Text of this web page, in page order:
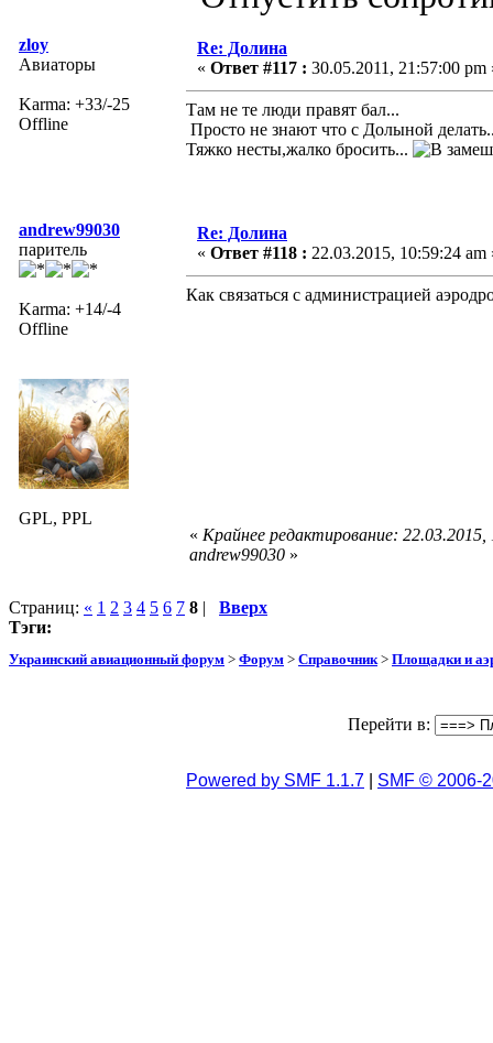
zloy
Авиаторы
Karma: +33/-25
Offline
Re: Долина
« Ответ #117 : 30.05.2011, 21:57:00 pm
Там не те люди правят бал...
Просто не знают что с Долыной
Тяжко несты,жалко бросить...
andrew99030
паритель
Karma: +14/-4
Offline
GPL, PPL
Re: Долина
« Ответ #118 : 22.03.2015, 10:59:24 am
Как связаться с администрацией
« Крайнее редактирование:
andrew99030 »
Страниц: « 1 2 3 4 5 6 7 8 | Вверх
Тэги:
Украинский авиационный форум > Форум > Справочник> Площадки и
Перейти в:
Powered by SMF 1.1.7 SMF © 2006-